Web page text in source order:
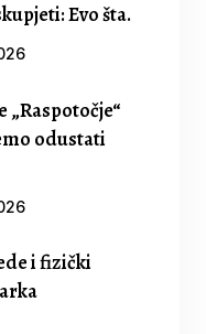
Evo šta.
„Raspotočje“
odustati
i fizički